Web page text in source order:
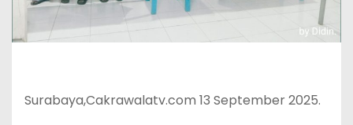
Surabaya,Cakrawalatv.com 13 September 2025.